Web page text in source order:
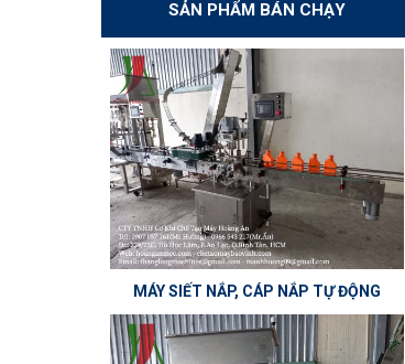
SẢN PHẨM BÁN CHẠY
MÁY SIẾT NẮP, CÁP NẮP TỰ ĐỘNG